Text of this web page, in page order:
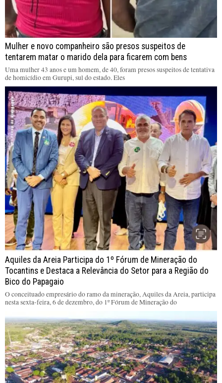
Mulher e novo companheiro são presos suspeitos de
tentarem matar o marido dela para ficarem com bens
Uma mulher 43 anos e um homem, de 40, foram presos suspeitos de tentativa
de homicídio em Gurupi, sul do estado. Eles
Aquiles da Areia Participa do 1º Fórum de Mineração do
Tocantins e Destaca a Relevância do Setor para a Região do
Bico do Papagaio
O conceituado empresário do ramo da mineração, Aquiles da Areia, participa
nesta sexta-feira, 6 de dezembro, do 1º Fórum de Mineração do